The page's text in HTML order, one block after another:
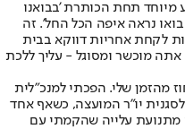
מיוחד תחת הכותרת 'בבואנו
נראה איפה הכל החל'. זה
לקחת אחריות דווקא בבית
אתה מוכשר ומסוגל - עליך ללכת
החלטה לחזור לירוחם ל־100 אחוז מהזמן שלי. הפכתי למנכ"לית
יו"ר המועצה, כשאף אחד
מתנועת עלייה שהקמתי עם